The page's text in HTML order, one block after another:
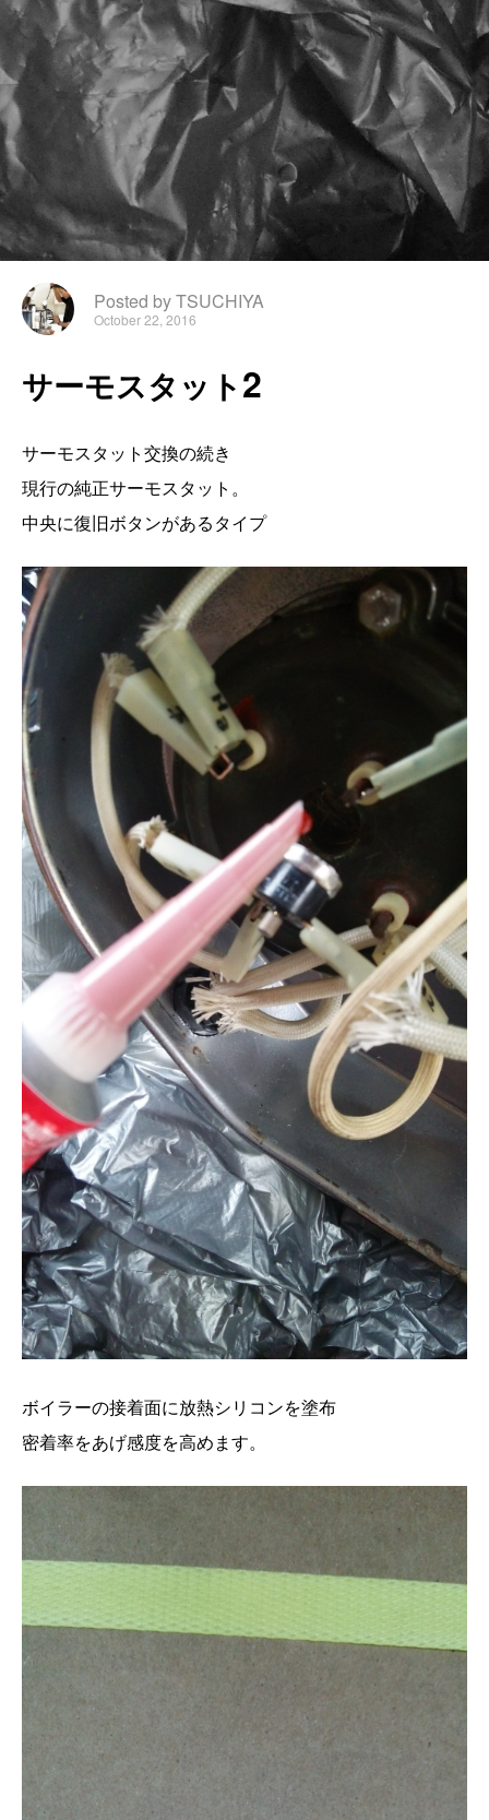
Posted by TSUCHIYA
October 22, 2016
サーモスタッ ト2
サーモスタット交換の続き
現行の純正サーモスタット。
中央に復旧ボタンがあるタイプ
ボイラーの接着面に放熱シリコンを塗布
密着率をあげ感度を高めます。